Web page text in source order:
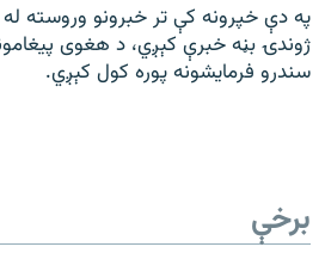
د ازادې اروپا راډیو ټولې ووبپاڼې
په دې خپرونه کې تر خبرونو وروسته له
ژوندۍ بڼه خبرې کېږي، د هغوی
سندرو فرمایشونه پوره کول کېږي.
برخې